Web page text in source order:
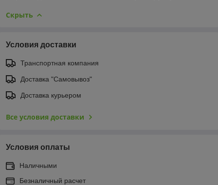
Скрыть
Условия доставки
Транспортная компания
Доставка "Самовывоз"
Доставка курьером
Все условия доставки
Условия оплаты
Наличными
Безналичный расчет